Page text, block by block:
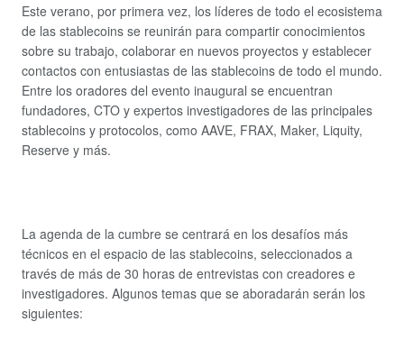
Este verano, por primera vez, los líderes de todo el ecosistema
de las stablecoins se reunirán para compartir conocimientos
sobre su trabajo, colaborar en nuevos proyectos y establecer
contactos con entusiastas de las stablecoins de todo el mundo.
Entre los oradores del evento inaugural se encuentran
fundadores, CTO y expertos investigadores de las principales
stablecoins y protocolos, como AAVE, FRAX, Maker, Liquity,
Reserve y más.
La agenda de la cumbre se centrará en los desafíos más
técnicos en el espacio de las stablecoins, seleccionados a
través de más de 30 horas de entrevistas con creadores e
investigadores. Algunos temas que se aboradarán serán los
siguientes: